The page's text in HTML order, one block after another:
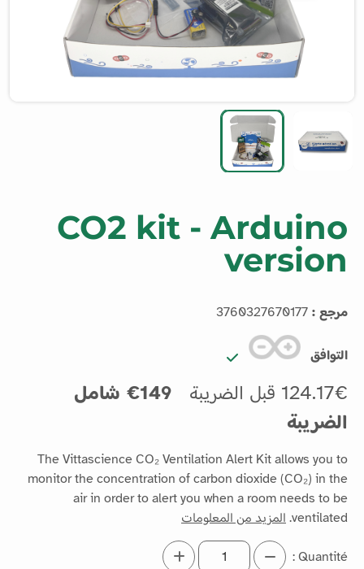
CO2 kit - Arduino
version
مرجع :
التوافق
124.17€ قبل الضريبة
149€ شامل
الضريبة
The Vittascience CO₂ Ventilation Alert Kit allows you to
monitor the concentration of carbon dioxide (CO₂) in the
air in order to alert you when a room needs to be
ventilated. المزيد من المعلومات
Quantité :